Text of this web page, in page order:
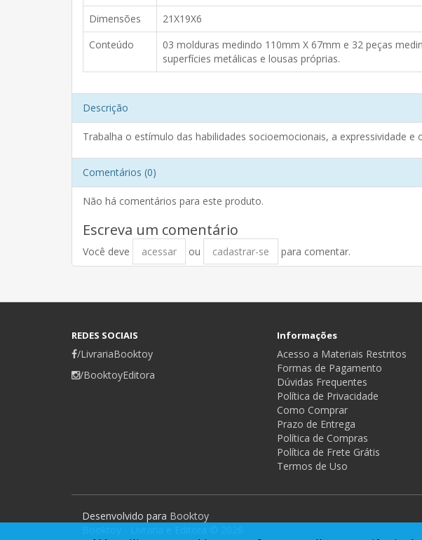
Dimensões
21X19X6
Conteúdo
03 molduras medindo 110mm X 67mm e 32 peças
superfícies metálicas e lousas próprias.
Descrição
Trabalha o estímulo das habilidades socioemocionais, a expressividade e
Comentários (0)
Não há comentários para este produto.
Escreva um comentário
Você deve acessar ou cadastrar-se para comentar.
REDES SOCIAIS
/LivrariaBooktoy
/BooktoyEditora
Informações
Acesso a Materiais Restritos
Formas de Pagamento
Dúvidas Frequentes
Política de Privacidade
Como Comprar
Prazo de Entrega
Política de Compras
Política de Frete Grátis
Termos de Uso
Desenvolvido para Booktoy